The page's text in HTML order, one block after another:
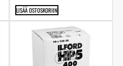
LISÄÄ OSTOSKORIIN